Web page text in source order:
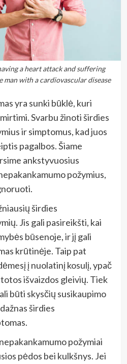
a heart attack and suffering
man with a cardiovascular disease
yra sunki būklė, kuri
Svarbu žinoti širdies
ir simptomus, kad juos
pagalbos. Šiame
ankstyvuosius
požymius,
širdies
Jis gali pasireikšti, kai
būsenoje, ir jį gali
krūtinėje. Taip pat
į nuolatinį kosulį, ypač
išvaizdos gleivių. Tiek
būti skysčių susikaupimo
širdies
požymiai
pėdos bei kulkšnys. Jei